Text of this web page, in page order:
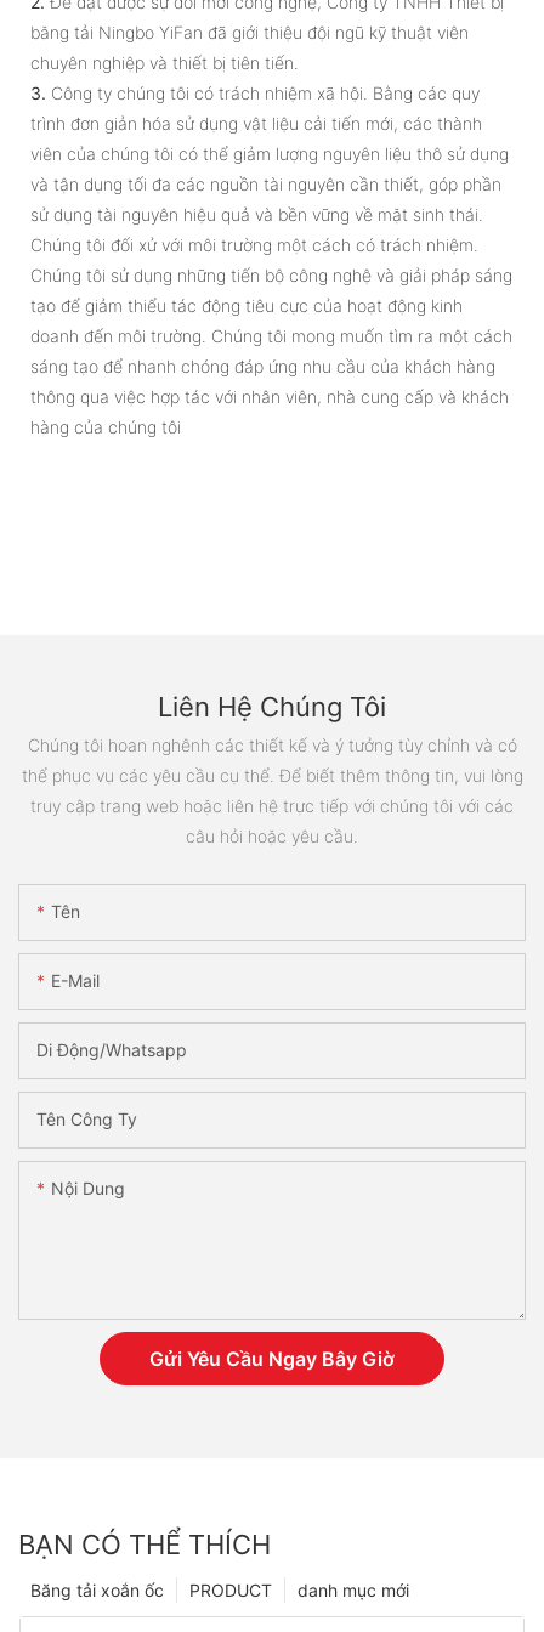
băng tải Ningbo YiFan đã giới thiệu đội ngũ kỹ thuật viên
chuyên nghiệp và thiết bị tiên tiến.
3. Công ty chúng tôi có trách nhiệm xã hội. Bằng các quy
trình đơn giản hóa sử dụng vật liệu cải tiến mới, các thành
viên của chúng tôi có thể giảm lượng nguyên liệu thô sử dụng
và tận dụng tối đa các nguồn tài nguyên cần thiết, góp phần
sử dụng tài nguyên hiệu quả và bền vững về mặt sinh thái.
Chúng tôi đối xử với môi trường một cách có trách nhiệm.
Chúng tôi sử dụng những tiến bộ công nghệ và giải pháp sáng
tạo để giảm thiểu tác động tiêu cực của hoạt động kinh
doanh đến môi trường. Chúng tôi mong muốn tìm ra một cách
sáng tạo để nhanh chóng đáp ứng nhu cầu của khách hàng
thông qua việc hợp tác với nhân viên, nhà cung cấp và khách
hàng của chúng tôi
Liên Hệ Chúng Tôi
Chúng tôi hoan nghênh các thiết kế và ý tưởng tùy chỉnh và có
thể phục vụ các yêu cầu cụ thể. Để biết thêm thông tin, vui lòng
truy cập trang web hoặc liên hệ trực tiếp với chúng tôi với các
câu hỏi hoặc yêu cầu.
Tên
E-Mail
Di Động/Whatsapp
Tên Công Ty
Nội Dung
Gửi Yêu Cầu Ngay Bây Giờ
BẠN CÓ THỂ THÍCH
danh mục mới
PRODUCT
Băng tải xoắn ốc